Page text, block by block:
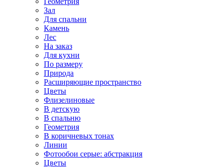
Зал
Для спальни
Камень
Лес
На заказ
Для кухни
По размеру
Природа
Расширяющие пространство
Цветы
Флизелиновые
В детскую
В спальню
Геометрия
В коричневых тонах
Линии
Фотообои серые: абстракция
Цветы